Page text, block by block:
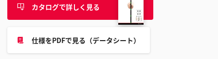
カタログで詳しく見る
仕様をPDFで見る（データシート）